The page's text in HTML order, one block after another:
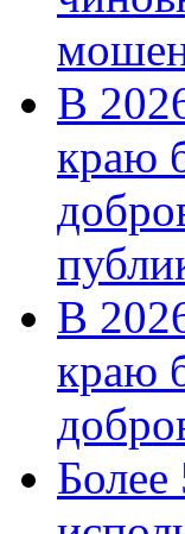
В
краю
В
краю
Более